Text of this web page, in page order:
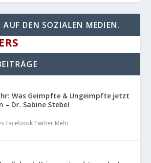
DEN SOZIALEN MEDIEN.
Was Geimpfte & Ungeimpfte jetzt
– Dr. Sabine Stebel
Facebook Twitter Mehr